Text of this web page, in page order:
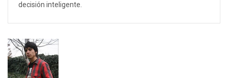
decisión inteligente.